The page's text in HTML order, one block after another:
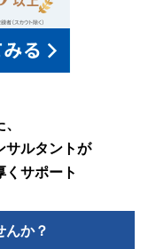
サルタントが
くサポート
んか？